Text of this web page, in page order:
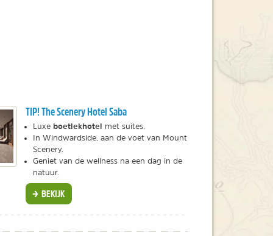
TIP! The Scenery Hotel Saba
Luxe boetiekhotel met suites.
In Windwardside, aan de voet van Mount
Scenery.
Geniet van de wellness na een dag in de
natuur.
BEKIJK